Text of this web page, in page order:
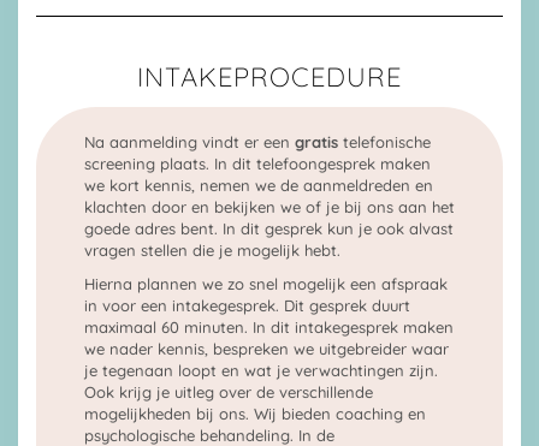
INTAKEPROCEDURE
Na aanmelding vindt er een gratis telefonische
screening plaats. In dit telefoongesprek maken
we kort kennis, nemen we de aanmeldreden en
klachten door en bekijken we of je bij ons aan het
goede adres bent. In dit gesprek kun je ook alvast
vragen stellen die je mogelijk hebt.
Hierna plannen we zo snel mogelijk een afspraak
in voor een intakegesprek. Dit gesprek duurt
maximaal 60 minuten. In dit intakegesprek maken
we nader kennis, bespreken we uitgebreider waar
je tegenaan loopt en wat je verwachtingen zijn.
Ook krijg je uitleg over de verschillende
mogelijkheden bij ons. Wij bieden coaching en
psychologische behandeling. In de